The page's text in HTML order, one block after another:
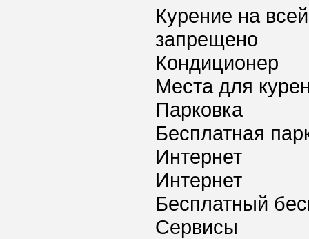
Курение на
запрещено
Кондиционер
Места для
Парковка
Бесплатная
Интернет
Интернет
Бесплатный
Сервисы